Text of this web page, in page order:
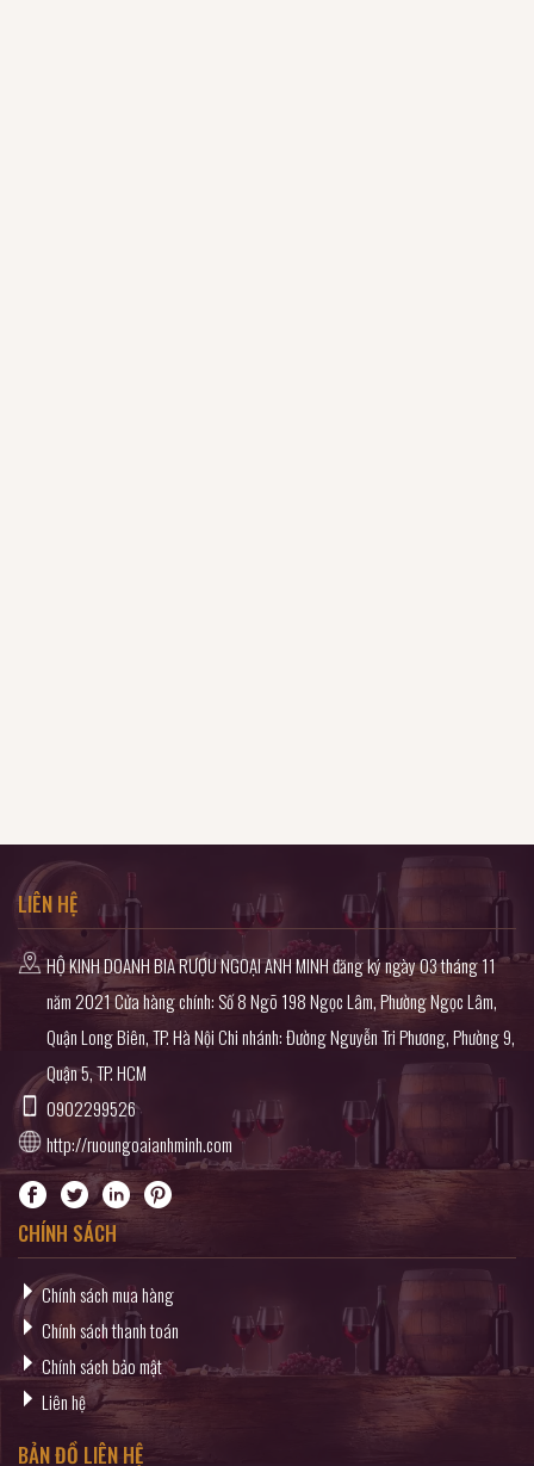
LIÊN HỆ
HỘ KINH DOANH BIA RƯỢU NGOẠI ANH MINH đăng ký ngày 03 tháng 11
năm 2021 Cửa hàng chính: Số 8 Ngõ 198 Ngọc Lâm, Phường Ngọc Lâm,
Quận Long Biên, TP. Hà Nội Chi nhánh: Đường Nguyễn Tri Phương, Phường 9,
Quận 5, TP. HCM
0902299526
http://ruoungoaianhminh.com
CHÍNH SÁCH
Chính sách mua hàng
Chính sách thanh toán
Chính sách bảo mật
Liên hệ
BẢN ĐỒ LIÊN HỆ